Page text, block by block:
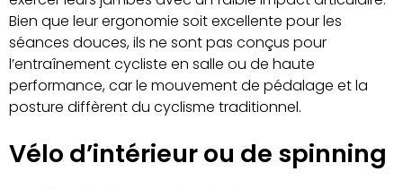
Bien que leur ergonomie soit excellente pour les
séances douces, ils ne sont pas conçus pour
l’entraînement cycliste en salle ou de haute
performance, car le mouvement de pédalage et la
posture diffèrent du cyclisme traditionnel.
Vélo d’intérieur ou de spinning